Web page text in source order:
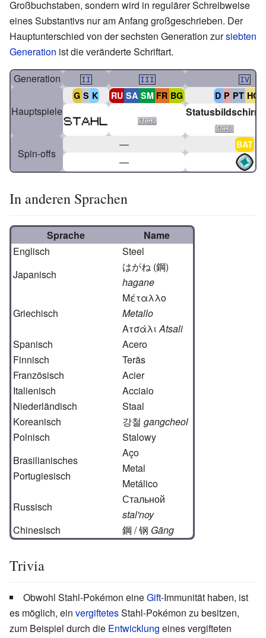
Großbuchstaben, sondern wird in regulärer Schreibweise
eines Substantivs nur am Anfang großgeschrieben. Der
Hauptunterschied von der sechsten Generation zursiebten
Generation ist die veränderte Schriftart.
Generation
II III IV
Hauptspiele
G S K RU SA SM FR BG D P PT HG
Statusbildschirm
Spin-offs
— BAT
—
In anderen Sprachen
Sprache
Name
Englisch
Steel
Japanisch
はがね (鋼)
hagane
Griechisch
Μέταλλο
Metallo
ΑτσάλιAtsali
Spanisch
Acero
Finnisch
Teräs
Französisch
Acier
Italienisch
Acciaio
Niederländisch
Staal
Koreanisch
강철 gangcheol
Polnisch
Stalowy
Brasilianisches
Portugiesisch
Aço
Metal
Metálico
Russisch
Стальной
stal'noy
Chinesisch
鋼 / 钢 Gāng
Trivia
Obwohl Stahl-Pokémon eineGift-Immunität haben, ist
es möglich, ein vergiftetesStahl-Pokémon zu besitzen,
zum Beispiel durch die Entwicklung eines vergifteten